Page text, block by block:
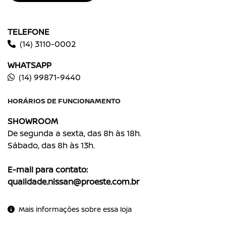
TELEFONE
(14) 3110-0002
WHATSAPP
(14) 99871-9440
HORÁRIOS DE FUNCIONAMENTO
SHOWROOM
De segunda a sexta, das 8h às 18h.
Sábado, das 8h às 13h.
E-mail para contato:
qualidade.nissan@proeste.com.br
Mais informações sobre essa loja